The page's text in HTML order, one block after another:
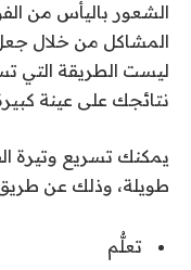
الشعور باليأس من
المشاكل من خلال
ليست الطريقة التي
نتائجك على عينة
يمكنك تسريع وتيرة
طويلة، وذلك عن طريق
تعلُّم